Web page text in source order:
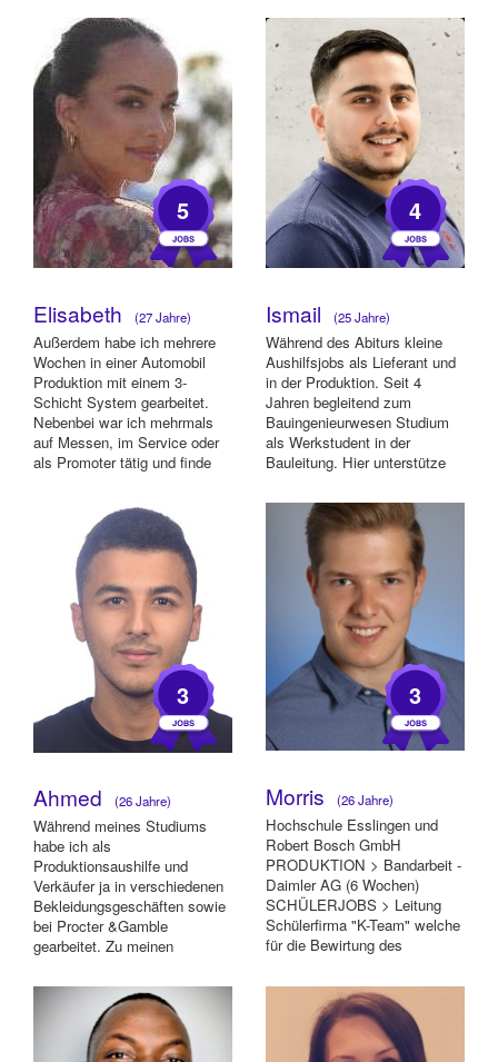
Leasi...
5
Elisabeth (27 Jahre)
Außerdem habe ich mehrere
Wochen in einer Automobil
Produktion mit einem 3-
Schicht System gearbeitet.
Nebenbei war ich mehrmals
auf Messen, im Service oder
als Promoter tätig und finde
4
Ismail (25 Jahre)
Während des Abiturs kleine
Aushilfsjobs als Lieferant und
in der Produktion. Seit 4
Jahren begleitend zum
Bauingenieurwesen Studium
als Werkstudent in der
Bauleitung. Hier unterstütze
3
Ahmed (26 Jahre)
Während meines Studiums
habe ich als
Produktionsaushilfe und
Verkäufer ja in verschiedenen
Bekleidungsgeschäften sowie
bei Procter &Gamble
gearbeitet. Zu meinen
Verpacken...
3
Morris (26 Jahre)
Hochschule Esslingen und
Robert Bosch GmbH
PRODUKTION > Bandarbeit -
Daimler AG (6 Wochen)
SCHÜLERJOBS > Leitung
Schülerfirma "K-Team" welche
für die Bewirtung des
Sch...